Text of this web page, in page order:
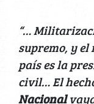
“…
supremo, y el
país es la
civil… El
Nacional